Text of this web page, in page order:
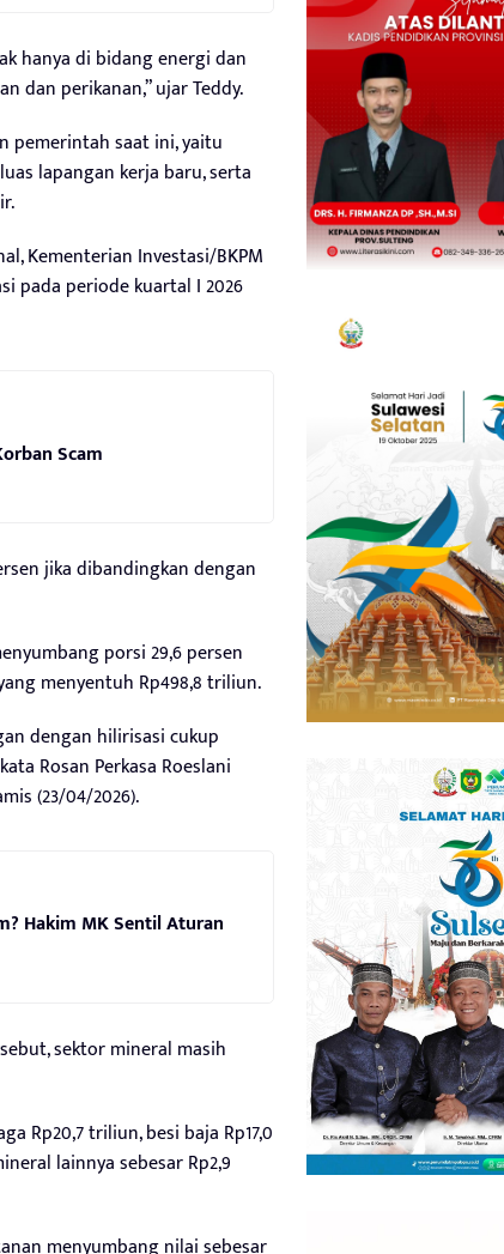
hanya di bidang energi dan
dan perikanan,” ujar Teddy.
pemerintah saat ini, yaitu
lapangan kerja baru, serta
Kementerian Investasi/BKPM
pada periode kuartal I 2026
Scam
jika dibandingkan dengan
porsi 29,6 persen
menyentuh Rp498,8 triliun.
dengan hilirisasi cukup
Rosan Perkasa Roeslani
(23/04/2026).
Hakim MK Sentil Aturan
sektor mineral masih
Rp20,7 triliun, besi baja Rp17,0
lainnya sebesar Rp2,9
menyumbang nilai sebesar